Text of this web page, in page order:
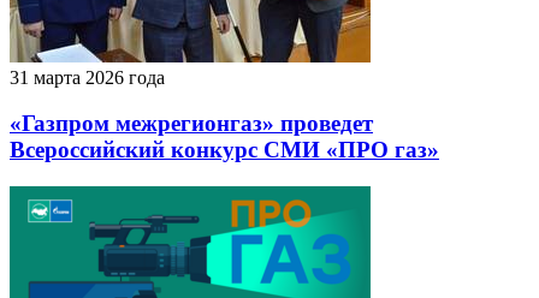
31 марта 2026 года
«Газпром межрегионгаз» проведет
Всероссийский конкурс СМИ «ПРО газ»